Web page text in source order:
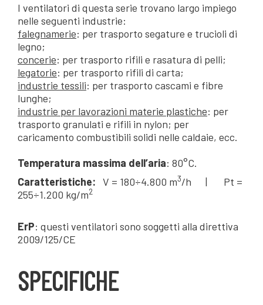
I ventilatori di questa serie trovano largo impiego
nelle seguenti industrie:
falegnamerie: per trasporto segature e trucioli di
legno;
concerie: per trasporto rifili e rasatura di pelli;
legatorie: per trasporto rifili di carta;
industrie tessili: per trasporto cascami e fibre
lunghe;
industrie per lavorazioni materie plastiche: per
trasporto granulati e rifili in nylon; per
caricamento combustibili solidi nelle caldaie, ecc.
Temperatura massima dell’aria: 80°C.
Caratteristiche: V = 180÷4.800 m3/h | Pt =
255÷1.200 kg/m2
ErP: questi ventilatori sono soggetti alla direttiva
2009/125/CE
SPECIFICHE